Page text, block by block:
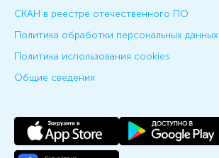
СКАН в реестре отечественного ПО
Политика обработки персональных данных
Политика использования cookies
Общие сведения